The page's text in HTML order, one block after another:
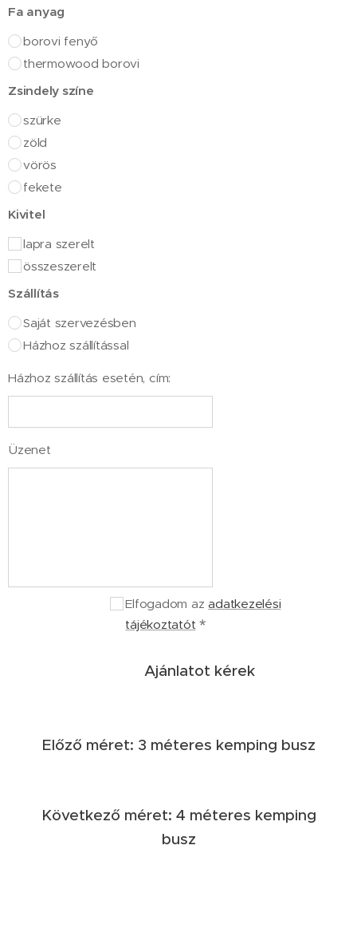
Fa anyag
borovi fenyő
thermowood borovi
Zsindely színe
szürke
zöld
vörös
fekete
Kivitel
lapra szerelt
összeszerelt
Szállítás
Saját szervezésben
Házhoz szállítással
Házhoz szállítás esetén, cím:
Üzenet
Elfogadom azadatkezelési
tájékoztatót
Ajánlatot kérek
Előző méret: 3 méteres kemping busz
Következő méret: 4 méteres kemping
busz